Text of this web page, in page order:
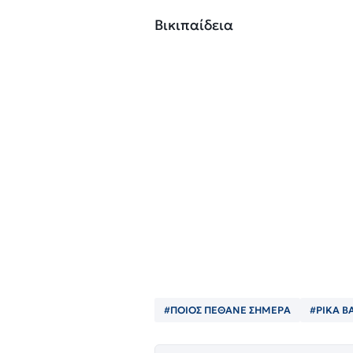
Βικιπαίδεια
#ΠΟΙΟΣ ΠΈΘΑΝΕ ΣΗΜΕΡΑ #ΡΙΚΑ